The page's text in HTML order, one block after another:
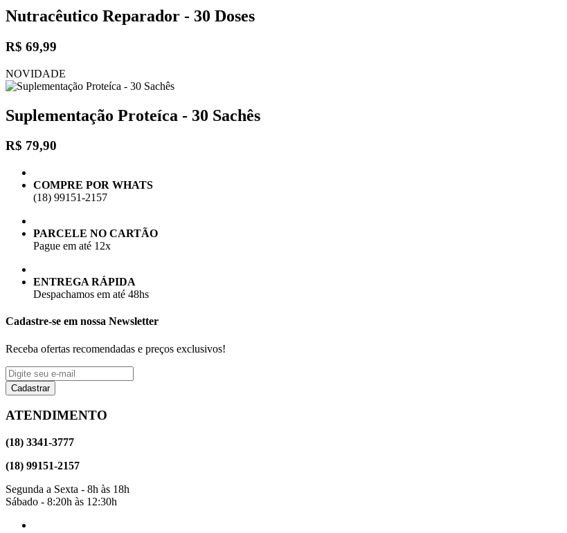
Nutracêutico Reparador - 30 Doses
R$ 69,99
NOVIDADE
Suplementação Proteíca - 30 Sachês
R$ 79,90
COMPRE POR WHATS
(18) 99151-2157
PARCELE NO CARTÃO
Pague em até 12x
ENTREGA RÁPIDA
Despachamos em até 48hs
Cadastre-se em nossa Newsletter
Receba ofertas recomendadas e preços exclusivos!
Cadastrar
ATENDIMENTO
(18) 3341-3777
(18) 99151-2157
Segunda a Sexta - 8h às 18h
Sábado - 8:20h às 12:30h